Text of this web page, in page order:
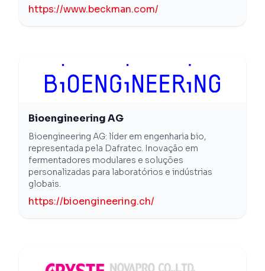
https://www.beckman.com/
Bioengineering AG
Bioengineering AG: líder em engenharia bio,
representada pela Dafratec. Inovação em
fermentadores modulares e soluções
personalizadas para laboratórios e indústrias
globais.
https://bioengineering.ch/